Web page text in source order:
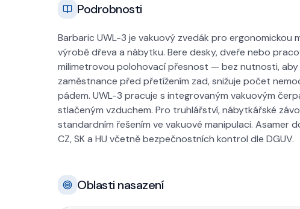
Podrobnosti
Barbaric UWL-3 je vakuový zvedák pro ergonomickou
výrobě dřeva a nábytku. Bere desky, dveře nebo
milimetrovou polohovací přesnost — bez nutnosti,
zaměstnance před přetížením zad, snižuje počet
pádem. UWL-3 pracuje s integrovaným vakuovým
stlačeným vzduchem. Pro truhlářství, nábytkářské
standardním řešením ve vakuové manipulaci. Asamer
CZ, SK a HU včetně bezpečnostních kontrol dle DGUV.
Oblasti nasazení